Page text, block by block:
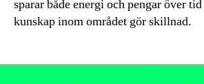
sparar både energi och pengar över
kunskap inom området gör skillnad.